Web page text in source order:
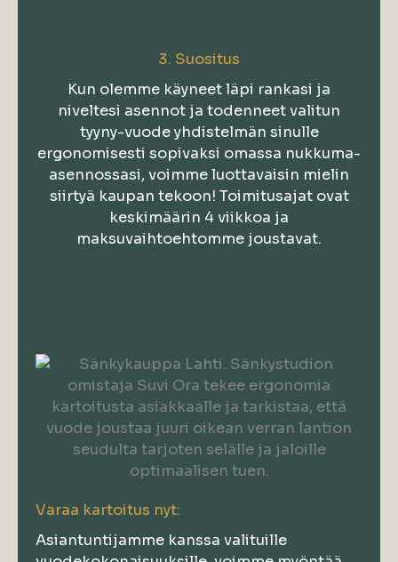
3. Suositus
Kun olemme käyneet läpi rankasi ja
niveltesi asennot ja todenneet valitun
tyyny-vuode yhdistelmän sinulle
ergonomisesti sopivaksi omassa nukkuma-
asennossasi, voimme luottavaisin mielin
siirtyä kaupan tekoon! Toimitusajat ovat
keskimäärin 4 viikkoa ja
maksuvaihtoehtomme joustavat.
Varaa kartoitus nyt:
Asiantuntijamme kanssa valituille